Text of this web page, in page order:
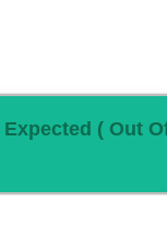
Expected ( Out